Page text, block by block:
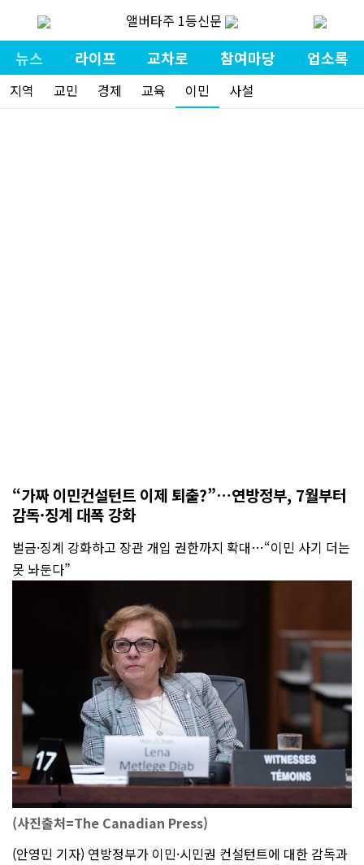
앨버타주 1등신문
뉴스 라이프 교차로 참여마당 업소록
지역 교민 경제 교육 이민 사설
“가짜 이민컨설턴트 이제 퇴출?”…연방정부, 7월부터
감독·징계 대폭 강화
벌금·징계 강화하고 장관 개입 권한까지 확대…“이민 사기 더는
못 놔둔다”
(사진출처=The Canadian Press)
(안영민 기자) 연방정부가 이민·시민권 컨설턴트에 대한 감독과